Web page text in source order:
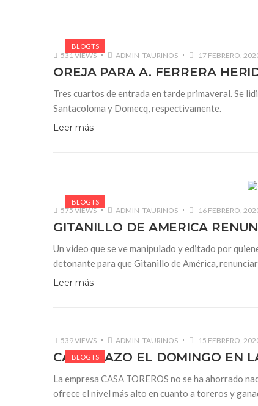
BLOGTS
531 VIEWS ADMIN_TAURINOS 17 FEBRERO,
OREJA PARA A. FERRERA
Tres cuartos de entrada en tarde primaveral. Se
Santacoloma y Domecq, respectivamente.
Leer más
BLOGTS
575 VIEWS ADMIN_TAURINOS 16 FEBRERO,
GITANILLO DE AMERICA
Un video que se ve manipulado y editado por
detonante para que Gitanillo de América,
Leer más
BLOGTS
539 VIEWS ADMIN_TAURINOS 15 FEBRERO,
CARTELAZO EL DOMINGO EN
La empresa CASA TOREROS no se ha ahorrado
ofrece el nivel más alto en cuanto a toreros y